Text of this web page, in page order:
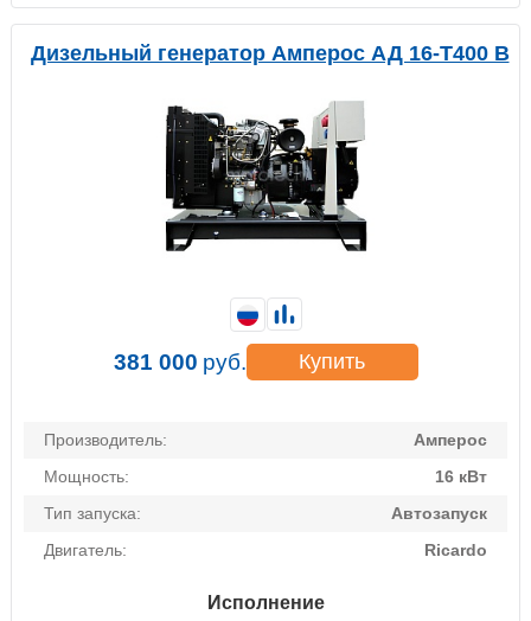
Дизельный генератор Амперос АД 16-Т400 B
Производитель:
Амперос
Мощность:
16 кВт
Тип запуска:
Автозапуск
Двигатель:
Ricardo
Исполнение
381 000 руб. Купить